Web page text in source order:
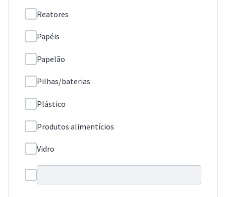
Reatores
Papéis
Papelão
Pilhas/baterias
Plástico
Produtos alimentícios
Vidro